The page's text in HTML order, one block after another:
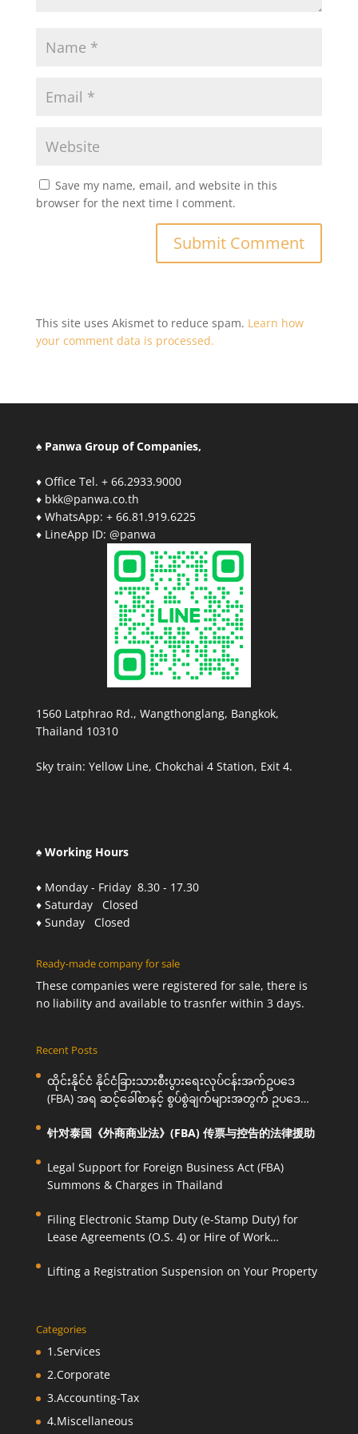
Save my name, email, and website in this
browser for the next time I comment.
This site uses Akismet to reduce spam. Learn how
your comment data is processed.
♠ Panwa Group of Companies,
♦ Office Tel. + 66.2933.9000
♦ bkk@panwa.co.th
♦ WhatsApp: + 66.81.919.6225
♦ LineApp ID: @panwa
1560 Latphrao Rd., Wangthonglang, Bangkok,
Thailand 10310
Sky train: Yellow Line, Chokchai 4 Station, Exit 4.
♠ Working Hours
♦ Monday - Friday 8.30 - 17.30
♦ Saturday Closed
♦ Sunday Closed
Ready-made company for sale
These companies were registered for sale, there is
no liability and available to trasnfer within 3 days.
Recent Posts
ထိုင်းနိုင်ငံ နိုင်ငံခြားသားစီးပွားရေးလုပ်ငန်းအက်ဥပဒေ
(FBA) အရ ဆင့်ခေါ်စာနှင့် စွပ်စွဲချက်များအတွက် ဥပဒေ
针对泰国《外商商业法》(FBA) 传票与控告的法律援助
Legal Support for Foreign Business Act (FBA)
Summons & Charges in Thailand
Filing Electronic Stamp Duty (e-Stamp Duty) for
Lease Agreements (O.S. 4) or Hire of Work
Lifting a Registration Suspension on Your Property
Categories
1.Services
2.Corporate
3.Accounting-Tax
4.Miscellaneous